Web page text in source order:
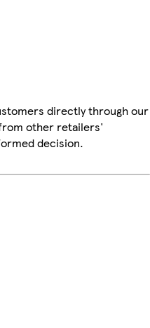
directly through our
other retailers'
decision.